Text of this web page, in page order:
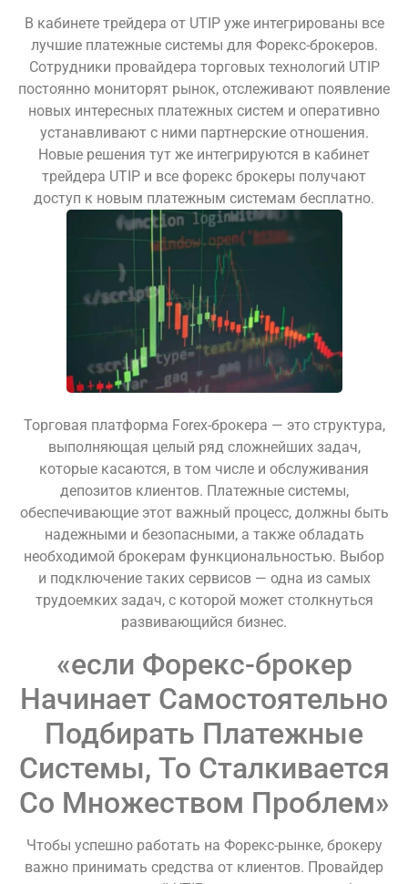
В кабинете трейдера от UTIP уже интегрированы все
лучшие платежные системы для Форекс-брокеров.
Сотрудники провайдера торговых технологий UTIP
постоянно мониторят рынок, отслеживают появление
новых интересных платежных систем и оперативно
устанавливают с ними партнерские отношения.
Новые решения тут же интегрируются в кабинет
трейдера UTIP и все форекс брокеры получают
доступ к новым платежным системам бесплатно.
Торговая платформа Forex-брокера — это структура,
выполняющая целый ряд сложнейших задач,
которые касаются, в том числе и обслуживания
депозитов клиентов. Платежные системы,
обеспечивающие этот важный процесс, должны быть
надежными и безопасными, а также обладать
необходимой брокерам функциональностью. Выбор
и подключение таких сервисов — одна из самых
трудоемких задач, с которой может столкнуться
развивающийся бизнес.
«если Форекс-брокер
Начинает Самостоятельно
Подбирать Платежные
Системы, То Сталкивается
Со Множеством Проблем»
Чтобы успешно работать на Форекс-рынке, брокеру
важно принимать средства от клиентов. Провайдер